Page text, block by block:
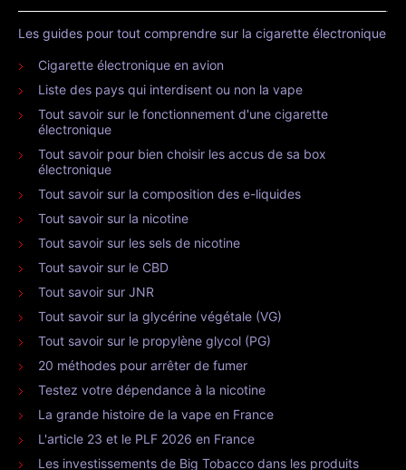
Les guides pour tout comprendre sur la cigarette électronique
Cigarette électronique en avion
Liste des pays qui interdisent ou non la vape
Tout savoir sur le fonctionnement d'une cigarette
électronique
Tout savoir pour bien choisir les accus de sa box
électronique
Tout savoir sur la composition des e-liquides
Tout savoir sur la nicotine
Tout savoir sur les sels de nicotine
Tout savoir sur le CBD
Tout savoir sur JNR
Tout savoir sur la glycérine végétale (VG)
Tout savoir sur le propylène glycol (PG)
20 méthodes pour arrêter de fumer
Testez votre dépendance à la nicotine
La grande histoire de la vape en France
L'article 23 et le PLF 2026 en France
Les investissements de Big Tobacco dans les produits